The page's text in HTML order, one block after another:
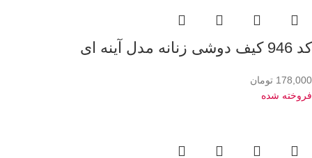
کد 946 کیف دوشی زنانه مدل آینه ای
178,000 تومان
فروخته شده